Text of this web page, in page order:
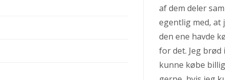
af dem deler
egentlig med, at
den ene havde
for det. Jeg
kunne købe